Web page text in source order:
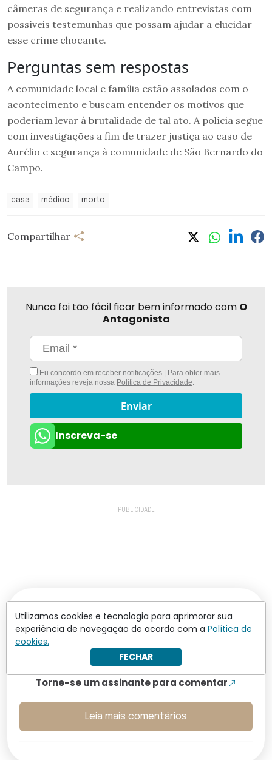
câmeras de segurança e realizando entrevistas com
possíveis testemunhas que possam ajudar a elucidar
esse crime chocante.
Perguntas sem respostas
A comunidade local e família estão assolados com o
acontecimento e buscam entender os motivos que
poderiam levar à brutalidade de tal ato. A polícia segue
com investigações a fim de trazer justiça ao caso de
Aurélio e segurança à comunidade de São Bernardo do
Campo.
casa médico morto
Compartilhar
Nunca foi tão fácil ficar bem informado com O
Antagonista
Eu concordo em receber notificações | Para obter mais
informações reveja nossa Política de Privacidade.
Enviar
Inscreva-se
Os comentários não representam a opinião do site; a
responsabilidade pelo conteúdo postado é do autor da
mensagem.
Torne-se um assinante para comentar
Leia mais comentários
Utilizamos cookies e tecnologia para aprimorar sua
experiência de navegação de acordo com a Política de
cookies.
FECHAR